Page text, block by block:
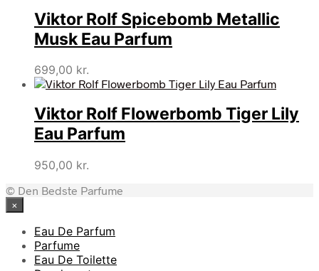
Viktor Rolf Spicebomb Metallic
Musk Eau Parfum
699,00 kr.
Viktor Rolf Flowerbomb Tiger Lily
Eau Parfum
950,00 kr.
© Den Bedste Parfume
×
Eau De Parfum
Parfume
Eau De Toilette